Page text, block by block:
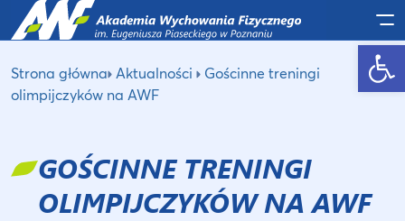
Otwórz pasek narzędzi
Strona główna Aktualności
Gościnne treningi
olimpijczyków na AWF
GOŚCINNE TRENINGI
OLIMPIJCZYKÓW NA AWF